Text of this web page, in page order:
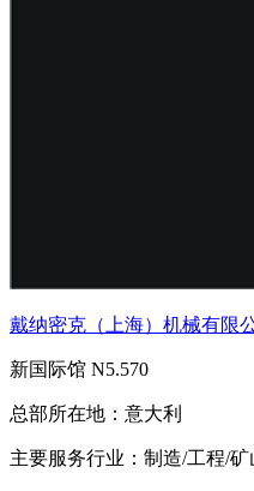
戴纳密克（上海）机械有限
新国际馆 N5.570
总部所在地： 意大利
主要服务行业： 制造/工程/